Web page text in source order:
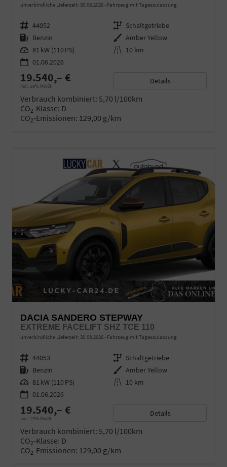
unverbindliche Lieferzeit: 30.08.2026 Fahrzeug mit Tageszulassung
Fahrzeugnr. 44052 Getriebe Schaltgetriebe
Kraftstoff Benzin Außenfarbe Amber Yellow
Leistung 81 kW (110 PS) Kilometerstand 10 km
01.06.2026
19.540,– €
incl. 19% MwSt.
Details
Verbrauch kombiniert: 5,70 l/100km
CO2-Klasse: D
CO2-Emissionen: 129,00 g/km
DACIA SANDERO STEPWAY
EXTREME FACELIFT SHZ TCE 110
unverbindliche Lieferzeit: 30.08.2026 Fahrzeug mit Tageszulassung
Fahrzeugnr. 44053 Getriebe Schaltgetriebe
Kraftstoff Benzin Außenfarbe Amber Yellow
Leistung 81 kW (110 PS) Kilometerstand 10 km
01.06.2026
19.540,– €
incl. 19% MwSt.
Details
Verbrauch kombiniert: 5,70 l/100km
CO2-Klasse: D
CO2-Emissionen: 129,00 g/km